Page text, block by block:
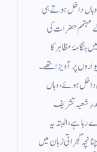
وہاں داخل ہوتے ہی
مہتمم حضرات کی
ہنگامۂ مظاہر کا
پر آویزا تھے۔
داخل ہوئے، وہاں
شعبہ تشریف
رہا ہے، البتہ یہ
گجراتی زبان میں